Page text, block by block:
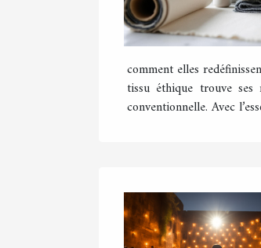
comment elles
tissu éthique trouve ses
conventionnelle. Avec